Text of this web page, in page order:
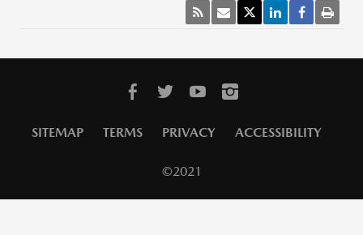
SITEMAP TERMS PRIVACY ACCESSIBILITY
©2021